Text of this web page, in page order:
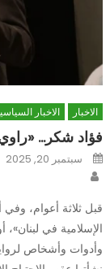
الاخبار الاخبار
فؤاد شكر…
Posted
onسبتمبر 20, 2025
الإسلامية في
وأدوات وأشخاص